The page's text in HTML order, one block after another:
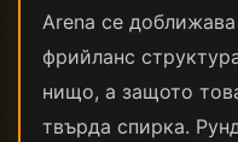
Arena се
фрийланс
нищо, а защото
твърда спирка.